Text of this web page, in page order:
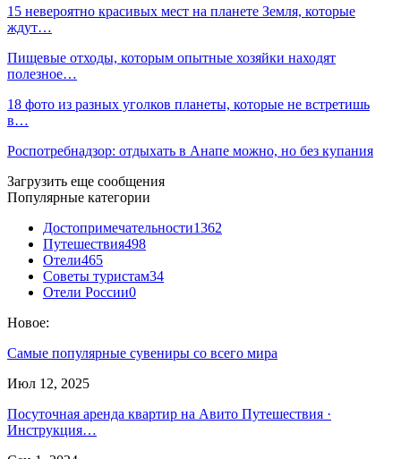
15 невероятно красивых мест на планете Земля, которые
ждут…
Пищевые отходы, которым опытные хозяйки находят
полезное…
18 фото из разных уголков планеты, которые не встретишь
в…
Роспотребнадзор: отдыхать в Анапе можно, но без купания
Загрузить еще сообщения
Популярные категории
Достопримечательности1362
Путешествия498
Отели465
Советы туристам34
Отели России0
Новое:
Самые популярные сувениры со всего мира
Июл 12, 2025
Посуточная аренда квартир на Авито Путешествия ·
Инструкция…